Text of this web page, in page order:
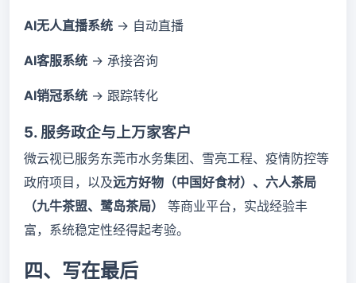
AI无人直播系统 → 自动直播
AI客服系统 → 承接咨询
AI销冠系统 → 跟踪转化
5. 服务政企与上万家客户
微云视已服务东莞市水务集团、雪亮工程、疫情防控等
政府项目，以及远方好物（中国好食材）、六人茶局
（九牛茶盟、鹭岛茶局）
等商业平台，实战经验丰
富，系统稳定性经得起考验。
四、写在最后